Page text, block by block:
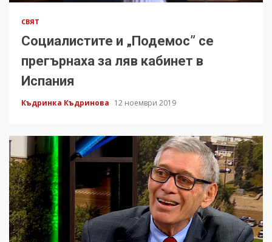
СВЯТ
Социалистите и „Подемос” се
прегърнаха за ляв кабинет в
Испания
Къдринка Къдринова 12 ноември 2019